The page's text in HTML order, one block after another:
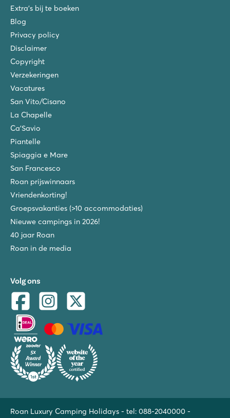
Extra's bij te boeken
Blog
Privacy policy
Disclaimer
Copyright
Verzekeringen
Vacatures
San Vito/Cisano
La Chapelle
Ca'Savio
Piantelle
Spiaggia e Mare
San Francesco
Roan prijswinnaars
Vriendenkorting!
Groepsvakanties (>10 accommodaties)
Nieuwe campings in 2026!
40 jaar Roan
Roan in de media
Volg ons
Roan Luxury Camping Holidays - tel: 088-2040000 -